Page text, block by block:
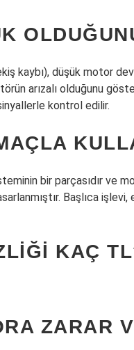
kaybı), düşük motor
arızalı olduğunu
kontrol edilir.
bir parçasıdır ve
Başlıca
KAÇ
ZARAR